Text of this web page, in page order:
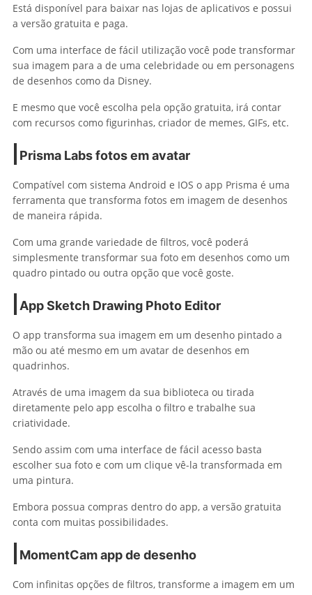
Está disponível para baixar nas lojas de aplicativos e possui
a versão gratuita e paga.
Com uma interface de fácil utilização você pode transformar
sua imagem para a de uma celebridade ou em personagens
de desenhos como da Disney.
E mesmo que você escolha pela opção gratuita, irá contar
com recursos como figurinhas, criador de memes, GIFs, etc.
Prisma Labsfotos em avatar
Compatível com sistema Android e IOS o app Prisma é uma
ferramenta que transforma fotos em imagem de desenhos
de maneira rápida.
Com uma grande variedade de filtros, você poderá
simplesmente transformar sua foto em desenhos como um
quadro pintado ou outra opção que você goste.
App Sketch Drawing Photo Editor
O app transforma sua imagem em um desenho pintado a
mão ou até mesmo em um avatar de desenhos em
quadrinhos.
Através de uma imagem da sua biblioteca ou tirada
diretamente pelo app escolha o filtro e trabalhe sua
criatividade.
Sendo assim com uma interface de fácil acesso basta
escolher sua foto e com um clique vê-la transformada em
uma pintura.
Embora possua compras dentro do app, a versão gratuita
conta com muitas possibilidades.
MomentCamapp de desenho
Com infinitas opções de filtros, transforme a imagem em um